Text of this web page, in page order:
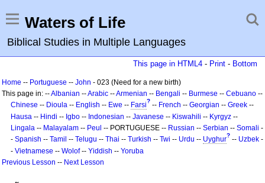
Waters of Life
Biblical Studies in Multiple Languages
This page in HTML4 - Print - Bottom
Home -- Portuguese -- John - 023 (Need for a new birth)
This page in: --Albanian --Arabic --Armenian -- Bengali -- Burmese -- Cebuano --
Chinese -- Dioula -- English -- Ewe -- Farsi? -- French -- Georgian -- Greek --
Hausa -- Hindi -- Igbo -- Indonesian -- Javanese -- Kiswahili -- Kyrgyz --
Lingala -- Malayalam -- Peul -- PORTUGUESE -- Russian -- Serbian -- Somali -
- Spanish -- Tamil -- Telugu -- Thai -- Turkish -- Twi -- Urdu -- Uyghur? -- Uzbek -
- Vietnamese -- Wolof-- Yiddish -- Yoruba
Previous Lesson -- Next Lesson